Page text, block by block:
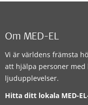
Om MED-EL
Vi är världens främsta
att hjälpa personer
ljudupplevelser.
Hitta ditt lokala MED-